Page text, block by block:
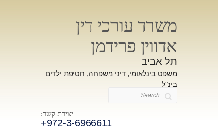
משרד עורכי דין
אדווין פרידמן
תל אביב
משפט בינלאומי, דיני משפחה, חטיפת ילדים
בינ"ל
יצירת קשר:
+972-3-6966611
Search